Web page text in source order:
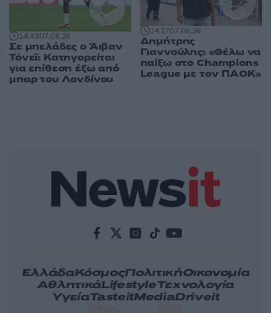
14:4307.08.26
Σε μπελάδες ο Άιβαν
Τόνεϊ: Κατηγορείται
για επίθεση έξω από
μπαρ του Λονδίνου
14:1707.08.26
Δημήτρης
Γιαννούλης: «Θέλω να
παίξω στο Champions
League με τον ΠΑΟΚ»
ΕλλάδαΚόσμοςΠολιτικήΟικονομία
ΑθλητικάLifestyleΤεχνολογία
ΥγείαTasteitMediaDriveit